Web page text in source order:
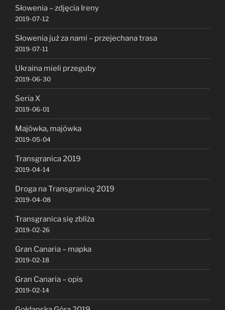
Słowenia – zdjęcia Ireny
2019-07-12
Słowenia już za nami – przejechana trasa
2019-07-11
Ukraina mieli przeguby
2019-06-30
Seria X
2019-06-01
Majówka, majówka
2019-05-04
Transgranica 2019
2019-04-14
Droga na Transgranicę 2019
2019-04-08
Transgranica się zbliża
2019-02-26
Gran Canaria – mapka
2019-02-18
Gran Canaria – opis
2019-02-14